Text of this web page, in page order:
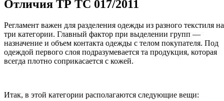
Отличия ТР ТС 017/2011
Регламент важен для разделения одежды из разного текстиля на
три категории. Главный фактор при выделении групп —
назначение и объем контакта одежды с телом покупателя. Под
одеждой первого слоя подразумевается та продукция, которая
всегда плотно соприкасается с кожей.
Итак, в этой категории располагаются следующие вещи: